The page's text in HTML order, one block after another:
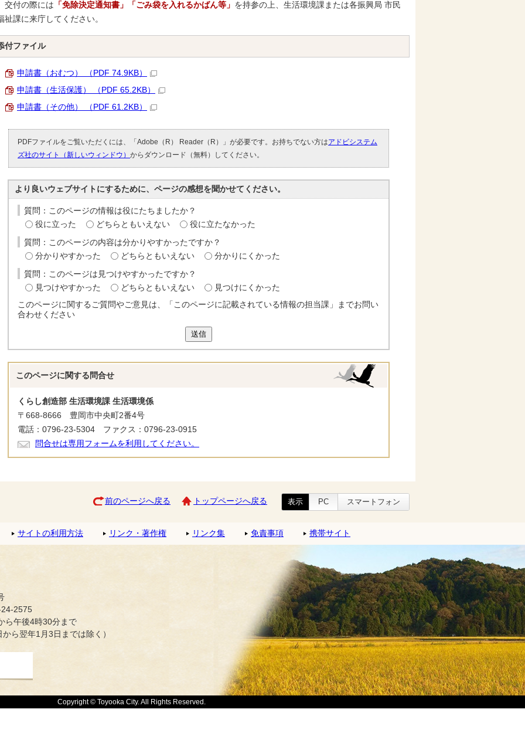
付の際には 「免除決定通知書」「ごみ袋を入れるかばん等」 を持参の上、生活環境課または各振興局 市民
祉課に来庁してください。
付ファイル
申請書（おむつ） （PDF 74.9KB）
申請書（生活保護） （PDF 65.2KB）
申請書（その他） （PDF 61.2KB）
PDFファイルをご覧いただくには、「Adobe（R） Reader（R）」が必要です。お持ちでない方はアドビシステム
ズ社のサイト（新しいウィンドウ） からダウンロード（無料）してください。
より良いウェブサイトにするために、ページの感想を聞かせてください。
質問：このページの情報は役にたちましたか？
役に立った
どちらともいえない 役に立たなかった
質問：このページの内容は分かりやすかったですか？
分かりやすかった
どちらともいえない 分かりにくかった
質問：このページは見つけやすかったですか？
見つけやすかった
どちらともいえない
見つけにくかった
このページに関するご質問やご意見は、「このページに記載されている情報の担当課」までお問い
合わせください
送信
このページに関する 問合せ
くらし創造部 生活環境課 生活環境係
〒668-8666 豊岡市中央町2番4号
電話：0796-23-5304 ファクス：0796-23-0915
問合せは専用フォームを利用してください。
前のページへ戻る トップページへ戻る 表示 PC スマートフォン
サイトの利用方法 リンク・著作権 リンク集 免責事項 携帯サイト
2575
ら午後4時30分まで
ら翌年1月3日までは除く）
Copyright © Toyooka City. All Rights Reserved.